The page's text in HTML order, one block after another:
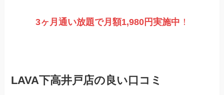
3ヶ月通い放題で月額1,980円実施中 ！
LAVA下高井戸店の良い口コミ